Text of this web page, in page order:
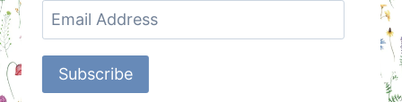
Email
Address
Subscribe